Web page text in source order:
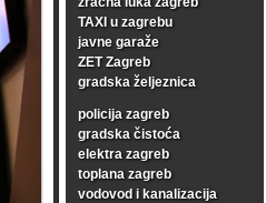
TAXI u zagrebu
javne garaže
ZET Zagreb
gradska željeznica
policija zagreb
gradska čistoća
elektra zagreb
toplana zagreb
vodovod i kanalizacija